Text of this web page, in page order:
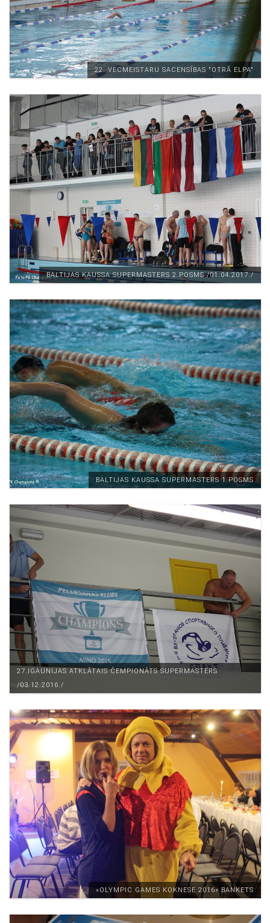
22. VECMEISTARU SACENSĪBAS "OTRĀ ELPA"
BALTIJAS KAUSSA SUPERMASTERS 2.POSMS /01.04.2017./
BALTIJAS KAUSSA SUPERMASTERS 1.POSMS
27.IGAUNIJAS ATKLĀTAIS ČEMPIONĀTS SUPERMASTERS
/03.12.2016./
«ОLYMPIC GAMES KOKNESE 2016» BANKETS